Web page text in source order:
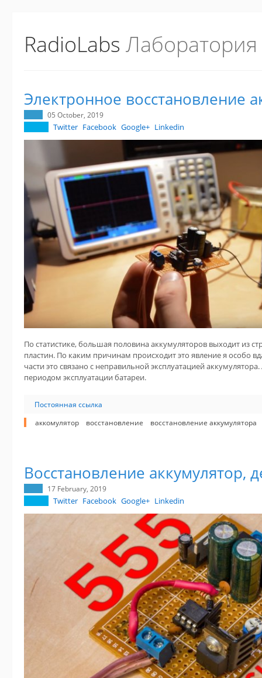
RadioLabs
Электронное восстановление
05 October, 2019
Twitter Facebook Google+ Linkedin
По статистике, большая половина аккумуляторов выходит из
пластин. По каким причинам происходит это явление я особо
части это связано с неправильной эксплуатацией
периодом эксплуатации батареи.
Постоянная ссылка
аккомулятор
восстановление восстановление аккумулятора
Восстановление аккумулятор,
17 February, 2019
Twitter Facebook Google+ Linkedin